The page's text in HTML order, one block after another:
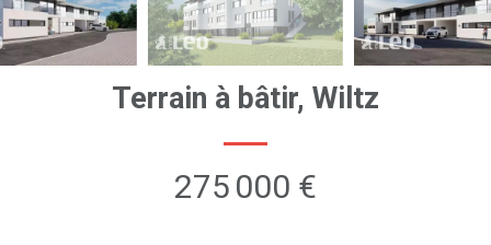
Terrain à bâtir, Wiltz
275 000 €